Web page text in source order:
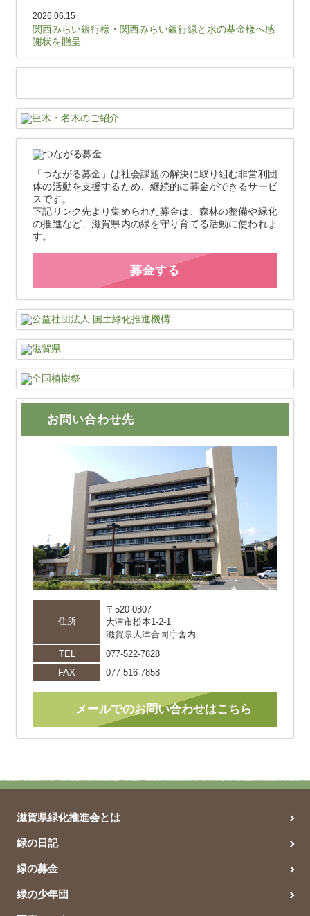
2026.06.15
関西みらい銀行様・関西みらい銀行緑と水の基金様へ感
謝状を贈呈
「つながる募金」は社会課題の解決に取り組む非営利団
体の活動を支援するため、継続的に募金ができるサービ
スです。
下記リンク先より集められた募金は、森林の整備や緑化
の推進など、滋賀県内の緑を守り育てる活動に使われま
す。
募金する
お問い合わせ先
住所
〒520-0807
大津市松本1-2-1
滋賀県大津合同庁舎内
TEL
077-522-7828
FAX
077-516-7858
メールでのお問い合わせはこちら
滋賀県緑化推進会とは
緑の日記
緑の募金
緑の少年団